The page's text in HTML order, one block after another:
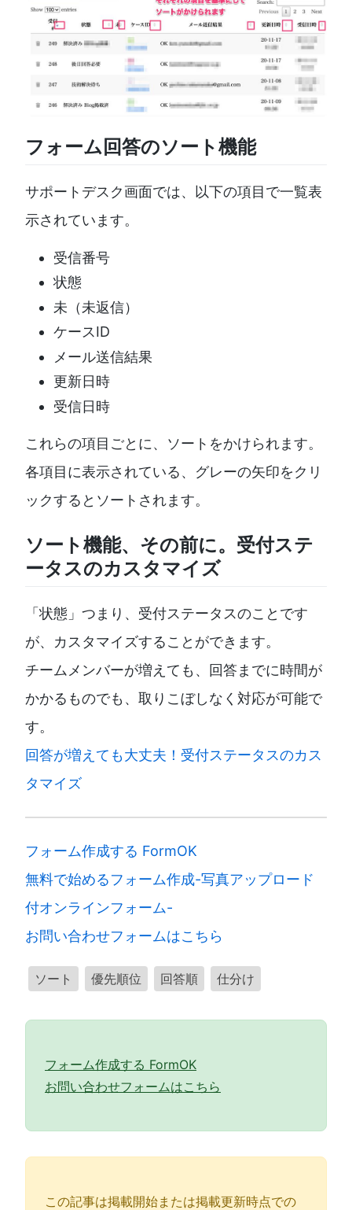
フォーム回答のソート機能
サポートデスク画面では、以下の項目で一覧表
示されています。
受信番号
状態
未（未返信）
ケースID
メール送信結果
更新日時
受信日時
これらの項目ごとに、ソートをかけられます。
各項目に表示されている、グレーの矢印をクリ
ックするとソートされます。
ソート機能、その前に。受付ステ
ータスのカスタマイズ
「状態」つまり、受付ステータスのことです
が、カスタマイズすることができます。
チームメンバーが増えても、回答までに時間が
かかるものでも、取りこぼしなく対応が可能で
す。
回答が増えても大丈夫！受付ステータスのカス
タマイズ
フォーム作成する FormOK
無料で始めるフォーム作成-写真アップロード
付オンラインフォーム-
お問い合わせフォームはこちら
ソート 優先順位 回答順 仕分け
フォーム作成する FormOK
お問い合わせフォームはこちら
この記事は掲載開始または掲載更新時点での